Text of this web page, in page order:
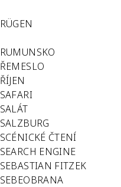
RÜGEN
RUMUNSKO
ŘEMESLO
ŘÍJEN
SAFARI
SALÁT
SALZBURG
SCÉNICKÉ ČTENÍ
SEARCH ENGINE
SEBASTIAN FITZEK
SEBEOBRANA